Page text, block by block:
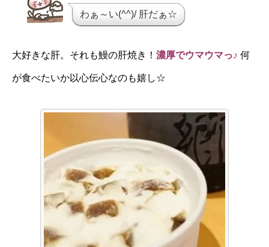
わぁ～い(^^)/ 肝だぁ☆
大好きな肝。それも鰻の肝焼き！ 濃厚でウマウマっ♪ 何
が食べたいか以心伝心なのも嬉し☆